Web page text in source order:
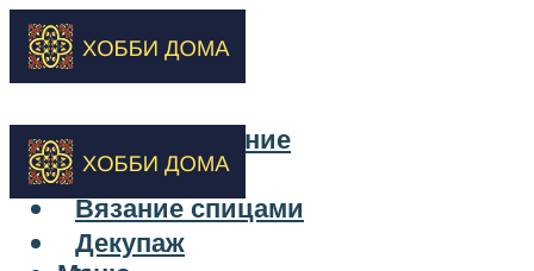
Бисероплетение
Вышивка
Вязание спицами
Декупаж